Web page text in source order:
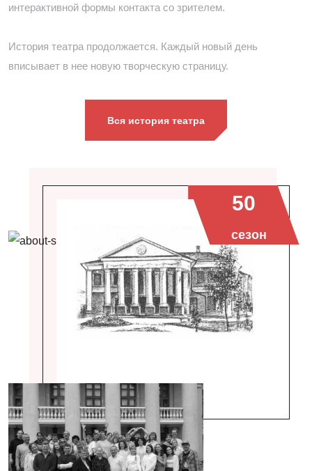
50
сезон
интерактивной формы контакта со зрителем.
История театра продолжается. Каждый новый день
вписывает в нее новую творческую страницу.
Вся история театра